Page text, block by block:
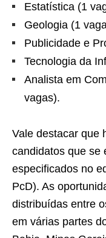
Estatística (1
Geologia (1
Publicidade e
Tecnologia da
Analista em
vagas).
Vale destacar que
candidatos que se
especificados no
PcD). As
distribuídas entre
em várias partes